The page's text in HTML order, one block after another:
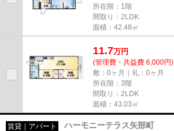
所在階：1階
間取り：2LDK
面積：42.48㎡
11.7万円
(管理費・共益費 6,000円)
敷：0ヶ月｜礼：0ヶ月
所在階：3階
間取り：2LDK
面積：43.03㎡
賃貸｜アパート ハーモニーテラス矢部町